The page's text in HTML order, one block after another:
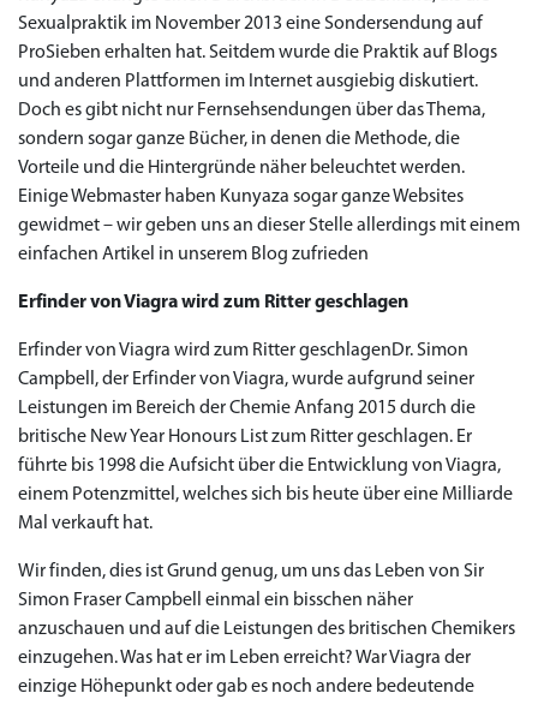
Sexualpraktik im November 2013 eine Sondersendung auf
ProSieben erhalten hat. Seitdem wurde die Praktik auf Blogs
und anderen Plattformen im Internet ausgiebig diskutiert.
Doch es gibt nicht nur Fernsehsendungen über das Thema,
sondern sogar ganze Bücher, in denen die Methode, die
Vorteile und die Hintergründe näher beleuchtet werden.
Einige Webmaster haben Kunyaza sogar ganze Websites
gewidmet – wir geben uns an dieser Stelle allerdings mit einem
einfachen Artikel in unserem Blog zufrieden
Erfinder von Viagra wird zum Ritter geschlagen
Erfinder von Viagra wird zum Ritter geschlagenDr. Simon
Campbell, der Erfinder von Viagra, wurde aufgrund seiner
Leistungen im Bereich der Chemie Anfang 2015 durch die
britische New Year Honours List zum Ritter geschlagen. Er
führte bis 1998 die Aufsicht über die Entwicklung von Viagra,
einem Potenzmittel, welches sich bis heute über eine Milliarde
Mal verkauft hat.
Wir finden, dies ist Grund genug, um uns das Leben von Sir
Simon Fraser Campbell einmal ein bisschen näher
anzuschauen und auf die Leistungen des britischen Chemikers
einzugehen. Was hat er im Leben erreicht? War Viagra der
einzige Höhepunkt oder gab es noch andere bedeutende
€26.35
← Return to shop
€28.17
← Return to shop
€29.08
← Return to shop
€23.62
← Return to shop
€29.98
← Return to shop
€27.26
← Return to shop
€36.34
← Return to shop
€29.08
← Return to shop
€62.69
← Return to shop
€25.44
← Return to shop
€138.11
← Return to shop
€56.33
← Return to shop
€45.43
← Return to shop
€0.00
← Return to shop
€37.25
← Return to shop
€15.45
← Return to shop to Cart
€0.00
← Return to shop
€0.00
← Return to shop
€0.00
← Return to shop
€14.54
← Return to shop
€0.00
← Return to shop
€0.00
← Return to shop